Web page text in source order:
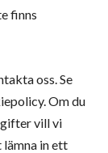
finns
oss. Se
Om du
vill vi
lämna in ett